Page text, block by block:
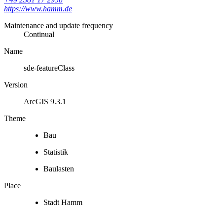
https://www.hamm.de
Maintenance and update frequency
Continual
Name
sde-featureClass
Version
ArcGIS 9.3.1
Theme
Bau
Statistik
Baulasten
Place
Stadt Hamm